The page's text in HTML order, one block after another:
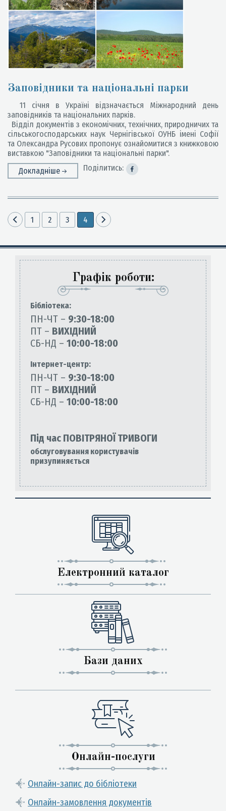
Заповідники та національні парки
11 січня в Україні відзначається Міжнародний день
заповідників та національних парків.
Відділ документів з економічних, технічних, природничих та
сільськогосподарських наук Чернігівської ОУНБ імені Софії
та Олександра Русових пропонує ознайомитися з книжковою
виставкою "Заповідники та національні парки".
Докладніше
Поділитись:
1 2 3 4
Графік роботи:
Бiблiотека:
ПН-ЧТ – 9:30-18:00
ПТ – ВИХІДНИЙ
СБ-НД – 10:00-18:00
Інтернет-центр:
ПН-ЧТ – 9:30-18:00
ПТ – ВИХІДНИЙ
СБ-НД – 10:00-18:00
Під час ПОВІТРЯНОЇ ТРИВОГИ
обслуговування користувачів
призупиняється
Електронний каталог
Бази даних
Онлайн-послуги
Онлайн-запис до бібліотеки
Онлайн-замовлення документів